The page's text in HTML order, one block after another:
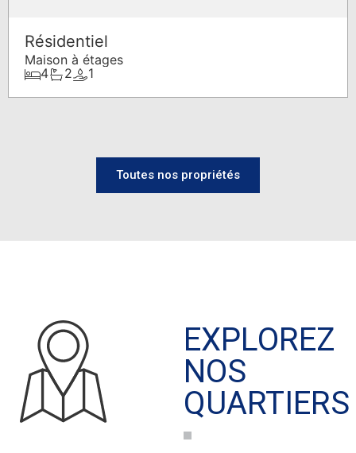
Résidentiel
Maison à étages
4
2 1
Toutes nos propriétés
EXPLOREZ
NOS